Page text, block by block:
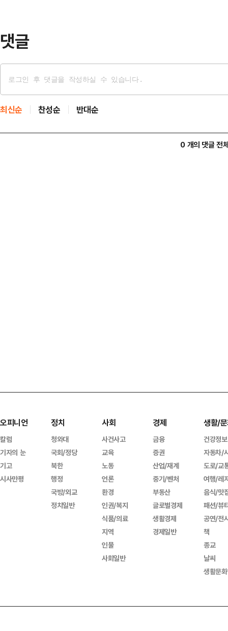
댓글
최신순 찬성순 반대순
0 개의 댓글 전
오피니언
칼럼
기자의 눈
기고
시사만평
정치
청와대
국회/정당
북한
행정
국방/외교
정치일반
사회
사건사고
교육
노동
언론
환경
인권/복지
식품/의료
지역
인물
사회일반
경제
금융
증권
산업/재계
중기/벤처
부동산
글로벌경제
생활경제
경제일반
생활/
건강정보
자동차/
도로/교
여행/레
음식/맛
패션/뷰
공연/전
책
종교
날씨
생활문